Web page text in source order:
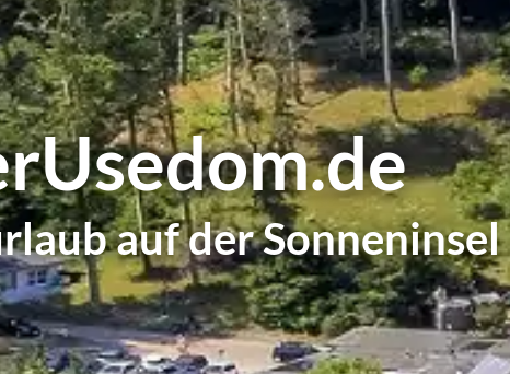
auf der Sonneninsel